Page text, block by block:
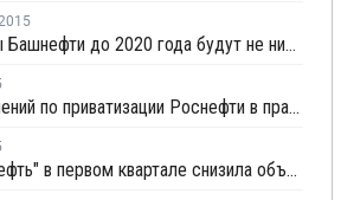
Дивиденды Башнефти до 2020 года будут не ниже 20 млрд рублей и 25% прибыли
Новых решений по приватизации Роснефти в правительстве нет - Улюкаев
"Газпром нефть" в первом квартале снизила объемы нефтепереработки на 4,2%